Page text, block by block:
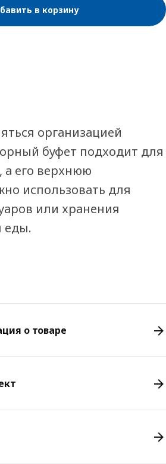
в корзину
организацией
буфет подходит для
его верхнюю
использовать для
или хранения
еды.
о товаре